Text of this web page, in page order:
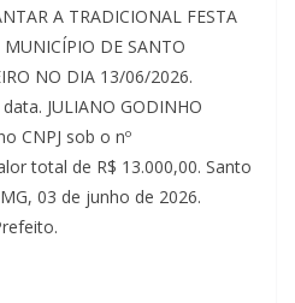
A TRADICIONAL FESTA
DE SANTO
NO DIA 13/06/2026.
JULIANO GODINHO
CNPJ sob o nº
total de R$ 13.000,00. Santo
03 de junho de 2026.